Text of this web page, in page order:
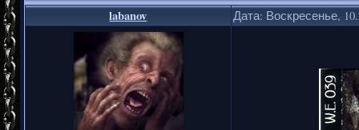
labanov Дата: Воскресенье,